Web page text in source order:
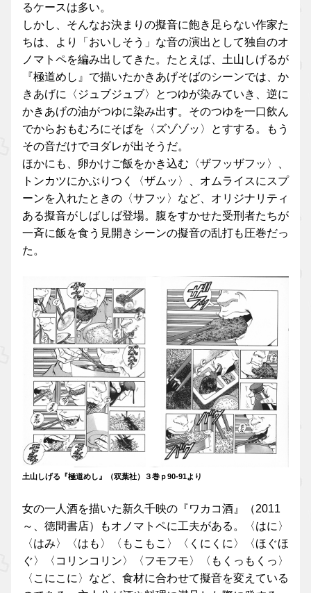
るケースは多い。
しかし、そんなお決まりの擬音に飽き足らない作家た
ちは、より「おいしそう」な音の演出として独自のオ
ノマトペを編み出してきた。たとえば、土山しげるが
『極道めし』で描いたかきあげそばのシーンでは、か
きあげに〈ジュブジュブ〉とつゆが染みていき、逆に
かきあげの油がつゆに染み出す。そのつゆを一口飲ん
でからおもむろにそばを〈ズゾゾッ〉とすする。もう
その音だけでヨダレが出そうだ。
ほかにも、卵かけご飯をかき込む〈ザフッザフッ〉、
トンカツにかぶりつく〈ザムッ〉、オムライスにスプ
ーンを入れたときの〈サフッ〉など、オリジナリティ
ある擬音がしばしば登場。腹をすかせた受刑者たちが
一斉に飯を食う見開きシーンの擬音の乱打も圧巻だっ
た。
土山しげる『極道めし』（双葉社）３巻ｐ90-91より
女の一人酒を描いた新久千映の『ワカコ酒』（2011
～、徳間書店）もオノマトペに工夫がある。〈はに〉
〈はみ〉〈はも〉〈もこもこ〉〈くにくに〉〈ほぐほ
ぐ〉〈コリンコリン〉〈フモフモ〉〈もくっもくっ〉
〈こにこに〉など、食材に合わせて擬音を変えている